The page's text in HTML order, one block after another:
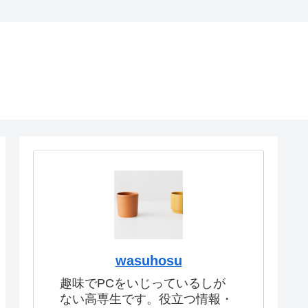
wasuhosu
趣味でPCをいじっているしが
ない高専生です。役立つ情報・